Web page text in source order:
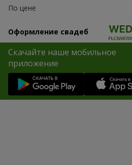
По цене
Оформление свадеб
Скачайте наше мобильное
приложение